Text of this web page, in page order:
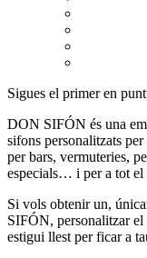
Sigues el primer en
DON SIFÓN és una
sifons personalitzats
per bars, vermuteries,
especials… i per a tot el
Si vols obtenir un,
SIFÓN, personalitzar
estigui llest per ficar a